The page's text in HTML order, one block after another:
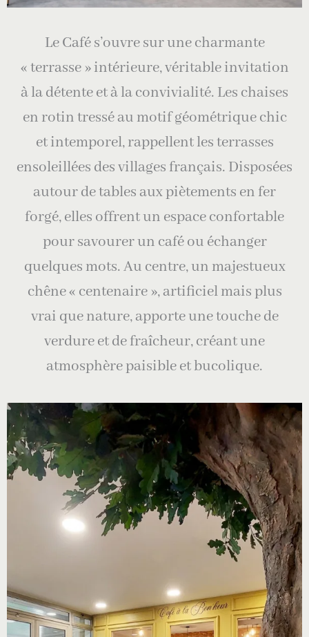
Le Café s’ouvre sur une charmante
« terrasse » intérieure, véritable invitation
à la détente et à la convivialité. Les chaises
en rotin tressé au motif géométrique chic
et intemporel, rappellent les terrasses
ensoleillées des villages français. Disposées
autour de tables aux piètements en fer
forgé, elles offrent un espace confortable
pour savourer un café ou échanger
quelques mots. Au centre, un majestueux
chêne « centenaire », artificiel mais plus
vrai que nature, apporte une touche de
verdure et de fraîcheur, créant une
atmosphère paisible et bucolique.